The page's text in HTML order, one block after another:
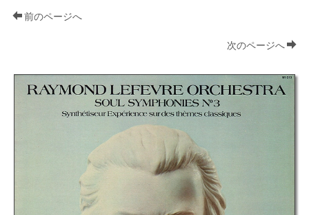
前のページへ
次のページへ